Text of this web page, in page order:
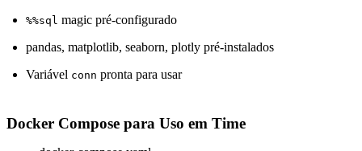
%%sql magic pré-configurado
pandas, matplotlib, seaborn, plotly pré-instalados
Variável conn pronta para usar
Docker Compose para Uso em Time